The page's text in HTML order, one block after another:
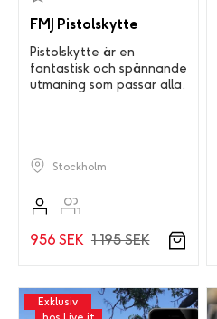
FMJ Pistolskytte
Pistolskytte är en
fantastisk och spännande
utmaning som passar alla.
Stockholm
956 SEK 1 195 SEK
Exklusiv